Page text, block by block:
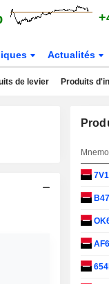
Actualités
de levier Produits
Mnemo